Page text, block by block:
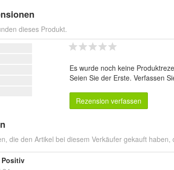
dieses Produkt.
Es wurde noch keine
Seien Sie der Erste. Verfassen
Rezension verfassen
die den Artikel bei diesem Verkäufer gekauft haben,
Positiv